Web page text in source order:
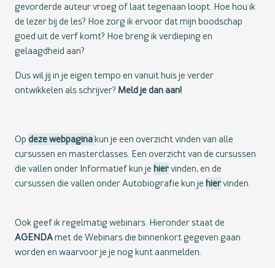
gevorderde auteur vroeg of laat tegenaan loopt. Hoe hou ik
de lezer bij de les? Hoe zorg ik ervoor dat mijn boodschap
goed uit de verf komt? Hoe breng ik verdieping en
gelaagdheid aan?
Dus wil jij in je eigen tempo en vanuit huis je verder
ontwikkelen als schrijver? Meld je dan aan!
Op deze webpaginakun je een overzicht vinden van alle
cursussen en masterclasses. Een overzicht van de cursussen
die vallen onder Informatief kun je hiervinden, en de
cursussen die vallen onder Autobiografie kun je hiervinden.
Ook geef ik regelmatig webinars. Hieronder staat de
AGENDAmet de Webinars die binnenkort gegeven gaan
worden en waarvoor je je nog kunt aanmelden.